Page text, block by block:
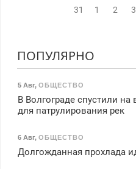
31
1 2 3
ПОПУЛЯРНО
5 Авг, ОБЩЕСТВО
В Волгограде спустили
для патрулирования рек
6 Авг, ОБЩЕСТВО
Долгожданная прохлада